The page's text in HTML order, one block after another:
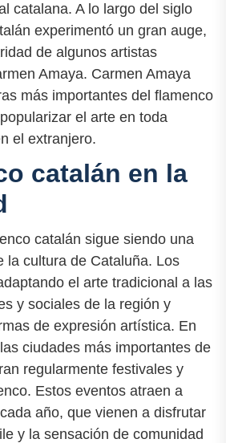
catalana. A lo largo del siglo
experimentó un gran auge,
de algunos artistas
Amaya. Carmen Amaya
más importantes del flamenco
el arte en toda
el extranjero.
catalán en la
catalán sigue siendo una
la cultura de Cataluña. Los
el arte tradicional a las
y sociales de la región y
de expresión artística. En
ciudades más importantes de
regularmente festivales y
Estos eventos atraen a
año, que vienen a disfrutar
y la sensación de comunidad